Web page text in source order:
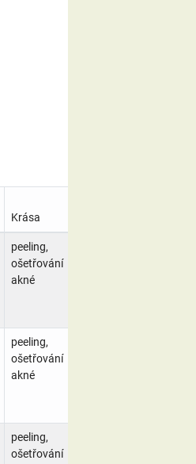
Krása
peeling,
ošetřování
akné
peeling,
ošetřování
akné
peeling,
ošetřování